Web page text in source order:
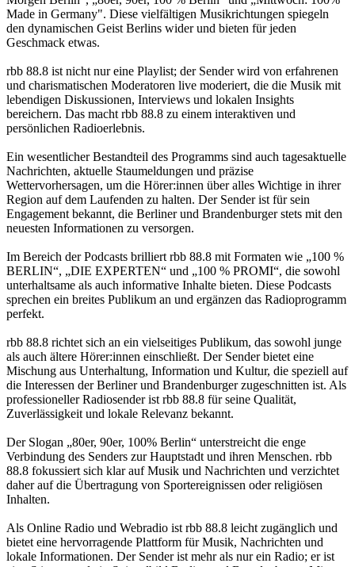
Made in Germany". Diese vielfältigen Musikrichtungen spiegeln
den dynamischen Geist Berlins wider und bieten für jeden
Geschmack etwas.
rbb 88.8 ist nicht nur eine Playlist; der Sender wird von erfahrenen
und charismatischen Moderatoren live moderiert, die die Musik mit
lebendigen Diskussionen, Interviews und lokalen Insights
bereichern. Das macht rbb 88.8 zu einem interaktiven und
persönlichen Radioerlebnis.
Ein wesentlicher Bestandteil des Programms sind auch tagesaktuelle
Nachrichten, aktuelle Staumeldungen und präzise
Wettervorhersagen, um die Hörer:innen über alles Wichtige in ihrer
Region auf dem Laufenden zu halten. Der Sender ist für sein
Engagement bekannt, die Berliner und Brandenburger stets mit den
neuesten Informationen zu versorgen.
Im Bereich der Podcasts brilliert rbb 88.8 mit Formaten wie „100 %
BERLIN“, „DIE EXPERTEN“ und „100 % PROMI“, die sowohl
unterhaltsame als auch informative Inhalte bieten. Diese Podcasts
sprechen ein breites Publikum an und ergänzen das Radioprogramm
perfekt.
rbb 88.8 richtet sich an ein vielseitiges Publikum, das sowohl junge
als auch ältere Hörer:innen einschließt. Der Sender bietet eine
Mischung aus Unterhaltung, Information und Kultur, die speziell auf
die Interessen der Berliner und Brandenburger zugeschnitten ist. Als
professioneller Radiosender ist rbb 88.8 für seine Qualität,
Zuverlässigkeit und lokale Relevanz bekannt.
Der Slogan „80er, 90er, 100% Berlin“ unterstreicht die enge
Verbindung des Senders zur Hauptstadt und ihren Menschen. rbb
88.8 fokussiert sich klar auf Musik und Nachrichten und verzichtet
daher auf die Übertragung von Sportereignissen oder religiösen
Inhalten.
Als Online Radio und Webradio ist rbb 88.8 leicht zugänglich und
bietet eine hervorragende Plattform für Musik, Nachrichten und
lokale Informationen. Der Sender ist mehr als nur ein Radio; er ist